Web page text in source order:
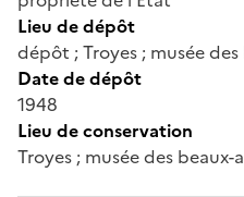
Lieu de dépôt
dépôt ; Troyes ; musée
Date de dépôt
1948
Lieu de conservation
Troyes ; musée des